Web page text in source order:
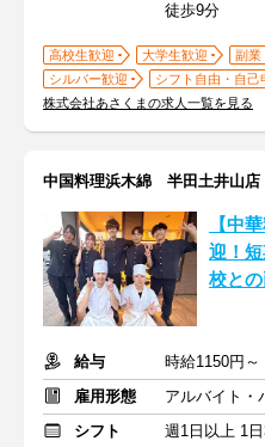
徒歩9分
高校生歓迎 大学生歓迎
副業
シルバー歓迎
シフト自由・自己
株式会社あさくまの求人一覧を見る
中国料理浜木綿 半田土井山店
【中
迎！
校と
給与
雇用形態
アルバイト・
シフト
週1日以上 1